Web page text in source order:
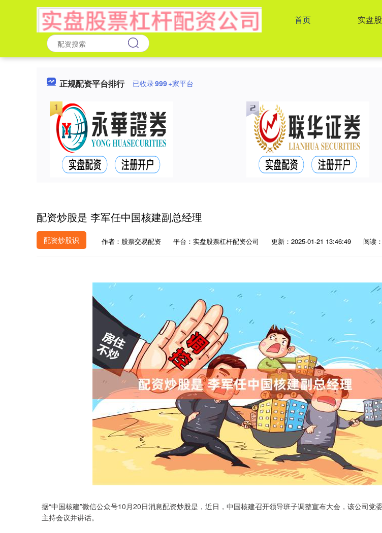
首页 实盘
正规配资平台排行 已收录999+家平台
配资炒股是 李军任中国核建副总经理
配资炒股识 作者：股票交易配资 平台：实盘股票杠杆配资公司 更新：2025-01-21 13:46:49 阅读
据“中国核建”微信公众号10月20日消息配资炒股是，近日，中国核建召开领导班子调整宣布大会，该公司党
主持会议并讲话。